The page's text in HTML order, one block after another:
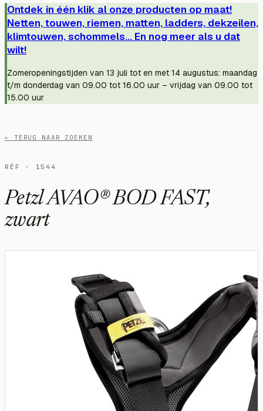
Ontdek in één klik al onze producten op maat!
Netten, touwen, riemen, matten, ladders, dekzeilen,
klimtouwen, schommels... En nog meer als u dat
wilt!
Zomeropeningstijden van 13 juli tot en met 14 augustus: maandag
t/m donderdag van 09.00 tot 16.00 uur – vrijdag van 09.00 tot
15.00 uur
← TERUG NAAR ZOEKEN
RÉF · 1544
Petzl AVAO® BOD FAST,
zwart